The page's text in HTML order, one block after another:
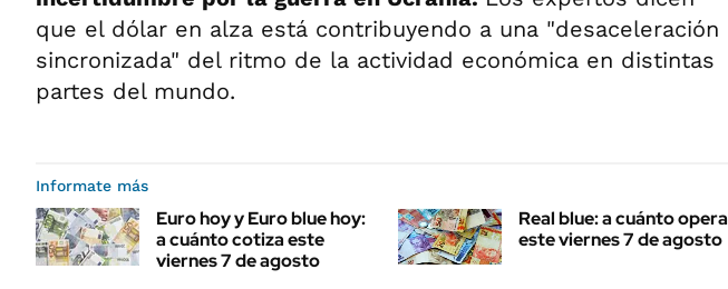
que el dólar en alza está contribuyendo a una "desaceleración
sincronizada" del ritmo de la actividad económica en distintas
partes del mundo.
Informate más
Euro hoy y Euro blue hoy:
a cuánto cotiza este
viernes 7 de agosto
Real blue: a cuánto opera
este viernes 7 de agosto